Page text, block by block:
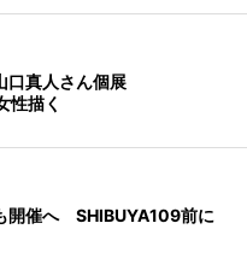
口真人さん個展
性描く
開催へ SHIBUYA109前に